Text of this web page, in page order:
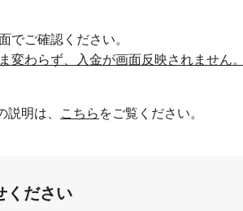
でご確認ください。
変わらず、入金が画面反映されません。
明は、 こちら をご覧ください。
ください